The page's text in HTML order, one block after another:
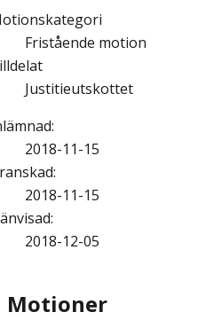
Fristående motion
Justitieutskottet
:
2018-11-15
:
2018-11-15
:
2018-12-05
Motioner